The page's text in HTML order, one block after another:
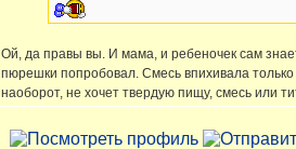
Ой, да правы вы. И мама, и ребеночек сам
пюрешки попробовал. Смесь впихивала
наоборот, не хочет твердую пищу, смесь или